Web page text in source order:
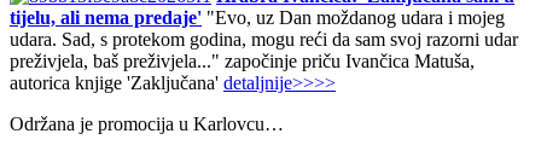
tijelu, ali nema predaje' "Evo, uz Dan moždanog udara i mojeg
udara. Sad, s protekom godina, mogu reći da sam svoj razorni udar
preživjela, baš preživjela..." započinje priču Ivančica Matuša,
autorica knjige 'Zaključana' detaljnije>>>>
Održana je promocija u Karlovcu…